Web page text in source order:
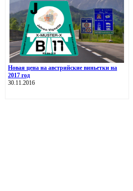
Новая цена на австрийские виньетки на
2017 год
30.11.2016